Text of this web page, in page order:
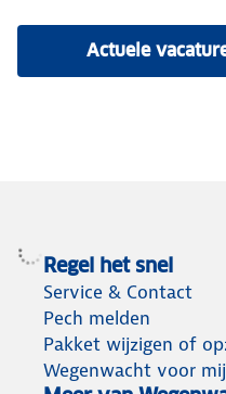
Actuele
Regel het snel
Service & Contact
Pech melden
Pakket wijzigen of
Wegenwacht voor